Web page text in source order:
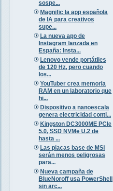
sospe...
Magnific la app española
de IA para creativos
supe...
La nueva app de
Instagram lanzada en
España: Insta...
Lenovo vende portátiles
de 120 Hz, pero cuando
los...
YouTuber crea memoria
RAM en un laboratorio que
hi...
Dispositivo a nanoescala
genera electricidad conti...
Kingston DC3000ME PCIe
5.0, SSD NVMe U.2 de
hasta ...
Las placas base de MSI
serán menos peligrosas
para...
Nueva campaña de
BlueNoroff usa PowerShell
sin arc...